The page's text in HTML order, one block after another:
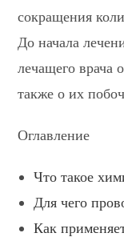
сокращения
До начала
лечащего врача
также о их
Оглавление
Что такое
Для чего
Как